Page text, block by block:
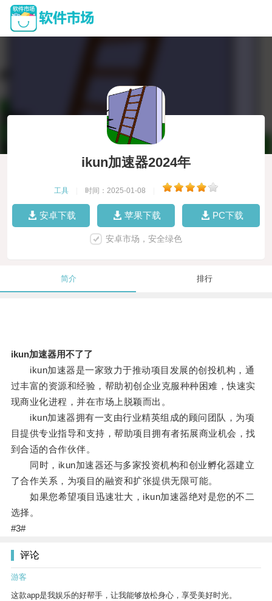
ikun加速器2024年
工具 时间：2025-01-08
安卓下载 苹果下载 PC下载
安卓市场，安全绿色
简介 排行
ikun加速器用不了了
ikun加速器是一家致力于推动项目发展的创投机构，通
过丰富的资源和经验，帮助初创企业克服种种困难，快速实
现商业化进程，并在市场上脱颖而出。
ikun加速器拥有一支由行业精英组成的顾问团队，为项
目提供专业指导和支持，帮助项目拥有者拓展商业机会，找
到合适的合作伙伴。
同时，ikun加速器还与多家投资机构和创业孵化器建立
了合作关系，为项目的融资和扩张提供无限可能。
如果您希望项目迅速壮大，ikun加速器绝对是您的不二
选择。
#3#
评论
游客
这款app是我娱乐的好帮手，让我能够放松身心，享受美好时光。